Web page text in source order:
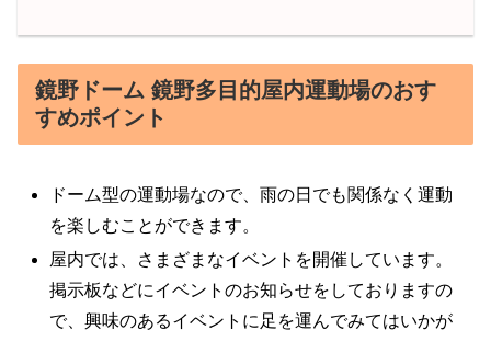
鏡野ドーム 鏡野多目的屋内運動場のおす
すめポイント
ドーム型の運動場なので、雨の日でも関係なく運動
を楽しむことができます。
屋内では、さまざまなイベントを開催しています。
掲示板などにイベントのお知らせをしておりますの
で、興味のあるイベントに足を運んでみてはいかが